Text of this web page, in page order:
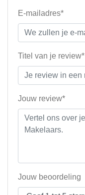
E-mailadres*
Titel van je review*
Jouw review*
Jouw beoordeling